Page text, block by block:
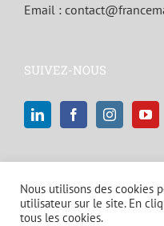
Email :
SUIVEZ-NOUS
Nous utilisons des cookies
utilisateur sur le site. En
tous les cookies.